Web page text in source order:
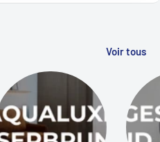
Voir tous